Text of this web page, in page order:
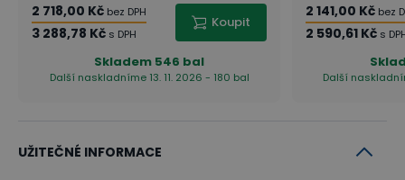
2 718,00 Kč bez DPH
3 288,78 Kč s DPH
Koupit
Skladem 546 bal
Další naskladníme 13. 11. 2026 - 180 bal
2 141,00 Kč bez
2 590,61 Kč s
Další
UŽITEČNÉ INFORMACE